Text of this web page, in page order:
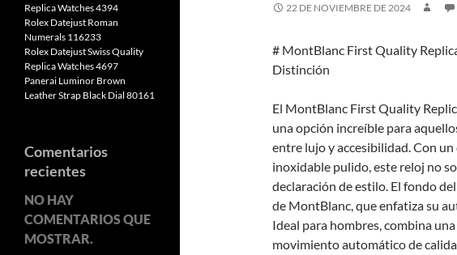
22 DE NOVIEMBRE DE 2024
# MontBlanc First Quality
Distinción
El MontBlanc First Quality
una opción increíble para
entre lujo y accesibilidad. Con
inoxidable pulido, este reloj no
declaración de estilo. El fondo
de MontBlanc, que enfatiza su
Ideal para hombres, combina
movimiento automático de
Replica Watches 4394
Rolex Datejust Roman
Numerals 116233
Rolex Datejust Swiss Quality
Replica Watches 4697
Panerai Luminor Brown
Leather Strap Black Dial 80161
Comentarios
recientes
NO HAY
COMENTARIOS QUE
MOSTRAR.